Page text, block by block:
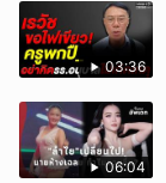
03:36
06:04